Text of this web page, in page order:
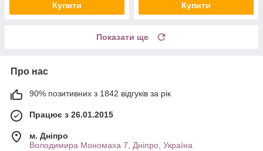
Купити Купити
Показати ще
Про нас
90% позитивних з 1842 відгуків за рік
Працює з 26.01.2015
м. Дніпро
Володимира Мономаха 7, Дніпро, Україна